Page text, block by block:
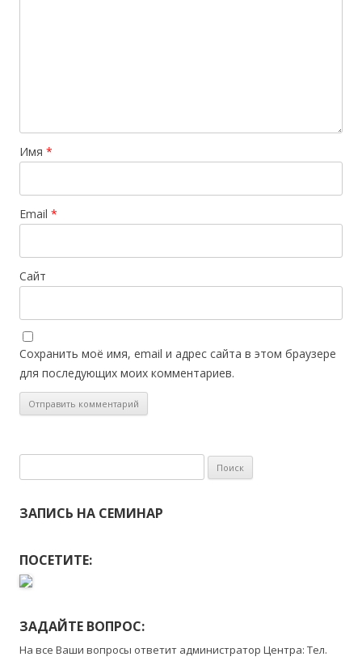
Имя *
Email *
Сайт
Сохранить моё имя, email и адрес сайта в этом браузере
для последующих моих комментариев.
ЗАПИСЬ НА СЕМИНАР
ПОСЕТИТЕ:
ЗАДАЙТЕ ВОПРОС:
На все Ваши вопросы ответит администратор Центра: Тел.